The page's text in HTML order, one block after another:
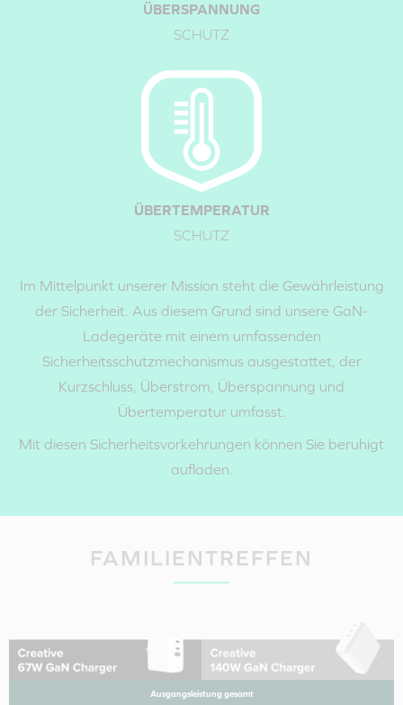
Schritt 2:
Schieben Sie den mitgeliefertenEU-Steckeradapter
Position.
Schritt 3:
Stellen Sie sicher, dass derEU-Steckeradapter
ÜBERSPANNUNG
SCHUTZ
ÜBERTEMPERATUR
SCHUTZ
Im Mittelpunkt unserer Mission steht die Gewährleistung
der Sicherheit. Aus diesem Grund sind unsere GaN-
Ladegeräte mit einem umfassenden
Sicherheitsschutzmechanismus ausgestattet, der
Kurzschluss, Überstrom, Überspannung und
Übertemperatur umfasst.
Mit diesen Sicherheitsvorkehrungen können Sie beruhigt
aufladen.
FAMILIENTREFFEN
Ausgangsleistung gesamt